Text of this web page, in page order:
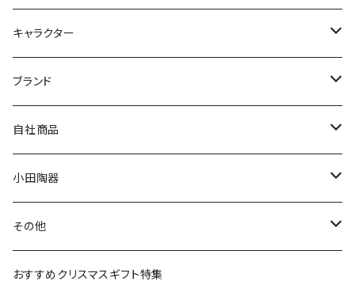
九谷焼
マグ＆カップ
プレート
ボウル
ガラスウェア
カトラリー
キャラクター
ムーミン
80th記念アイテム
リトルミイの日記念アイテム
MOOMIN ANIMATION
スヌーピー
ピーターラビット
ポケットモンスター
ブランド
LA AMYS(エミーズ)
LISA LARSON(リサラーソン)
LAURA ASHLEY(ローラ アシュレイ)
Finlayson(フィンレイソン)
自社商品
ねこ企画
Cecera(セセラ)
CELEC(セレック)
小田陶器
さざなみ
吉祥
その他
リサイクル食器
おすすめクリスマスギフト特集